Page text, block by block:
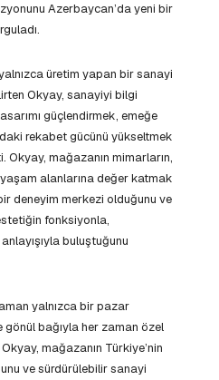
Azerbaycan’da yeni bir
üretim yapan bir sanayi
Okyay, sanayiyi bilgi
güçlendirmek, emeğe
rekabet gücünü yükseltmek
Okyay, mağazanın mimarların,
yaşam alanlarına değer katmak
deneyim merkezi olduğunu ve
fonksiyonla,
buluştuğunu
yalnızca bir pazar
gönül bağıyla her zaman özel
mağazanın Türkiye’nin
ve sürdürülebilir sanayi